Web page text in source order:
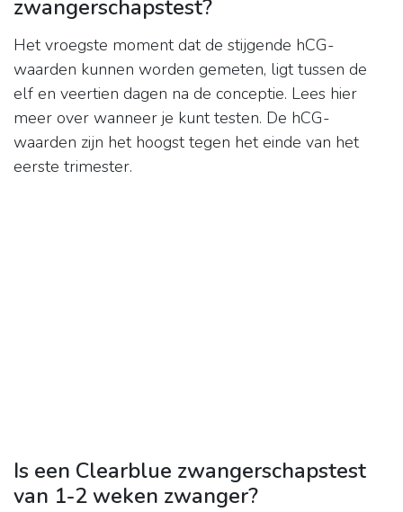
zwangerschapstest?
Het vroegste moment dat de stijgende hCG-
waarden kunnen worden gemeten, ligt tussen de
elf en veertien dagen na de conceptie. Lees hier
meer over wanneer je kunt testen. De hCG-
waarden zijn het hoogst tegen het einde van het
eerste trimester.
Is een Clearblue zwangerschapstest
van 1-2 weken zwanger?